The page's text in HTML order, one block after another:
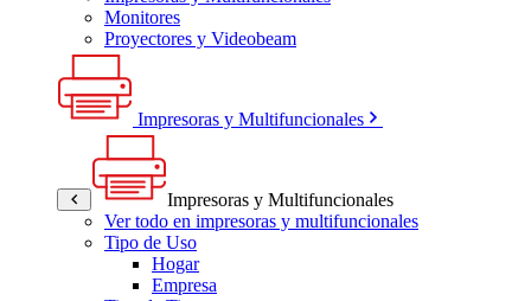
Monitores
Proyectores y Videobeam
Impresoras y Multifuncionales
Impresoras y Multifuncionales
Ver todo en impresoras y multifuncionales
Tipo de Uso
Hogar
Empresa